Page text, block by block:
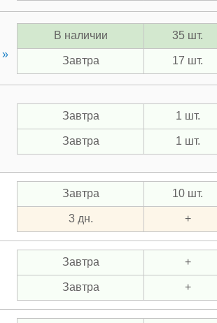
»
В наличии 35 шт.
Завтра 17 шт.
Завтра 1 шт.
Завтра 1 шт.
Завтра 10 шт.
3 дн. +
Завтра +
Завтра +